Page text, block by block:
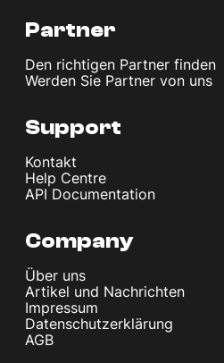
Partner
Den richtigen Partner finden
Werden Sie Partner von uns
Support
Kontakt
Help Centre
API Documentation
Company
Über uns
Artikel und Nachrichten
Impressum
Datenschutzerklärung
AGB